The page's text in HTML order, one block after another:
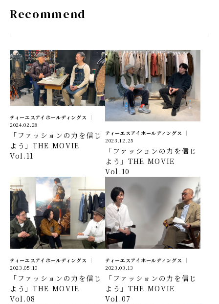
Recommend
ティーエスアイホールディングス
2024.02.28
「ファッションの力を信じ
よう」THE MOVIE
Vol.11
ティーエスアイホールディングス
2023.12.25
「ファッションの力を信じ
よう」THE MOVIE
Vol.10
ティーエスアイホールディングス
2023.05.10
「ファッションの力を信じ
よう」THE MOVIE
Vol.08
ティーエスアイホールディングス
2023.03.13
「ファッションの力を信じ
よう」THE MOVIE
Vol.07